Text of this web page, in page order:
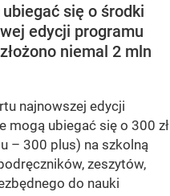
się o środki
edycji programu
niemal 2 mln
najnowszej edycji
mogą ubiegać się o 300 zł
– 300 plus) na szkolną
zeszytów,
do nauki